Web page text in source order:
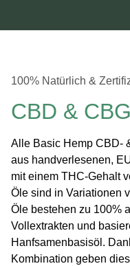
100% Natürlich &
CBD &
Alle Basic Hemp CBD-
aus handverlesenen,
mit einem THC-Gehalt
Öle sind in Variationen
Öle bestehen zu 100%
Vollextrakten und
Hanfsamenbasisöl.
Kombination geben